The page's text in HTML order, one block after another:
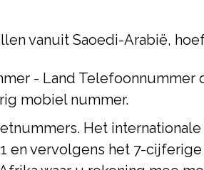
vanuit Saoedi-Arabië,
- Land
mobiel nummer.
Het
en vervolgens het 7-